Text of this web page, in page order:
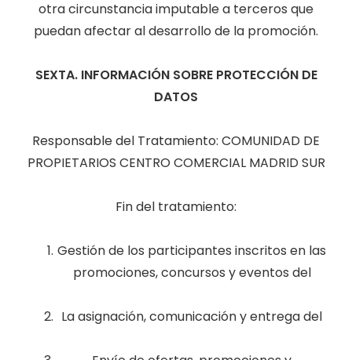
otra circunstancia imputable a terceros que
puedan afectar al desarrollo de la promoción.
SEXTA. INFORMACIÓN SOBRE PROTECCIÓN DE
DATOS
Responsable del Tratamiento: COMUNIDAD DE
PROPIETARIOS CENTRO COMERCIAL MADRID SUR
Fin del tratamiento:
Gestión de los participantes inscritos en las
promociones, concursos y eventos del
La asignación, comunicación y entrega del